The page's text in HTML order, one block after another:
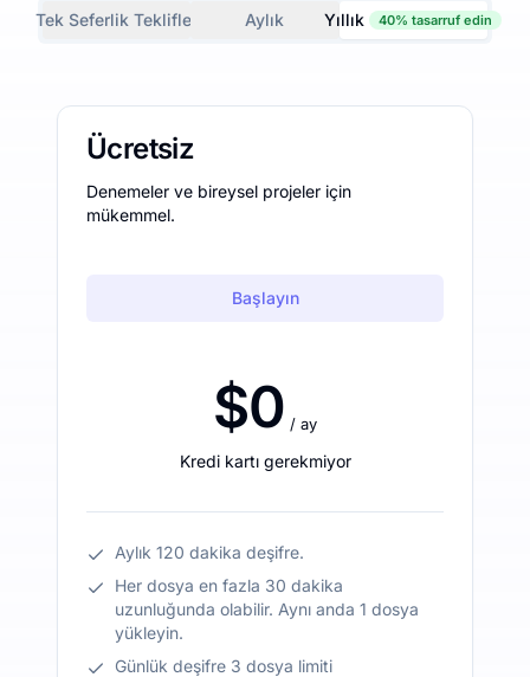
Tek Seferlik Teklifler Aylık Yıllık 40% tasarruf edin
Ücretsiz
Denemeler ve bireysel projeler için
mükemmel.
Başlayın
$0 / ay
Kredi kartı gerekmiyor
Aylık 120 dakika deşifre.
Her dosya en fazla 30 dakika
uzunluğunda olabilir. Aynı anda 1 dosya
yükleyin.
Günlük deşifre 3 dosya limiti